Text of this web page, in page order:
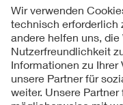
Folgen Sie uns